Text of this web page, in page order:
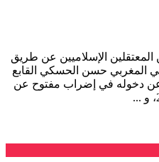
الإسلاميين عن طريق
المغربي حسن الحسكي القابع
عن دخوله في إضراب مفتوح عن